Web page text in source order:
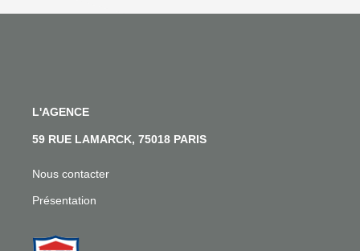
L'AGENCE
59 RUE LAMARCK, 75018 PARIS
Nous contacter
Présentation